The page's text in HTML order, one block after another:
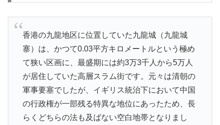
香港の九龍地区に位置していた九龍城（九龍城
寨）は、かつて0.03平方キロメートルという極め
て狭い区画に、最盛期には約3万3千人から5万人
が居住していた高層スラム街です。元々は清朝の
軍事要塞でしたが、イギリス統治下において中国
の行政権が一部残る特異な地位にあったため、長
らくどちらの法も及ばない空白地帯となりまし